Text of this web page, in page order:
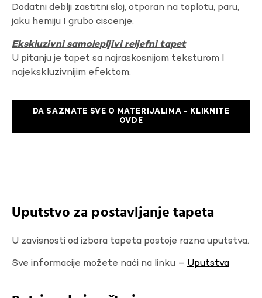
Dodatni deblji zastitni sloj, otporan na toplotu, paru,
jaku hemiju I grubo ciscenje.
Ekskluzivni samolepljivi reljefni tapet
U pitanju je tapet sa najraskosnijom teksturom I
najekskluzivnijim efektom.
DA SAZNATE SVE O MATERIJALIMA - KLIKNITE
OVDE
Uputstvo za postavljanje tapeta
U zavisnosti od izbora tapeta postoje razna uputstva.
Sve informacije možete naći na linku – Uputstva